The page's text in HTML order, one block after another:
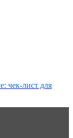
чек-лист для